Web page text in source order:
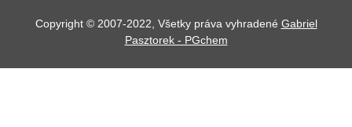
Copyright © 2007-2022, Všetky práva vyhradené Gabriel
Pasztorek - PGchem